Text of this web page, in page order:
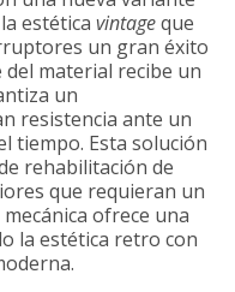
estética vintageque
un gran éxito
material recibe un
un
resistencia ante un
tiempo. Esta solución
rehabilitación de
que requieran un
ofrece una
la estética retro con